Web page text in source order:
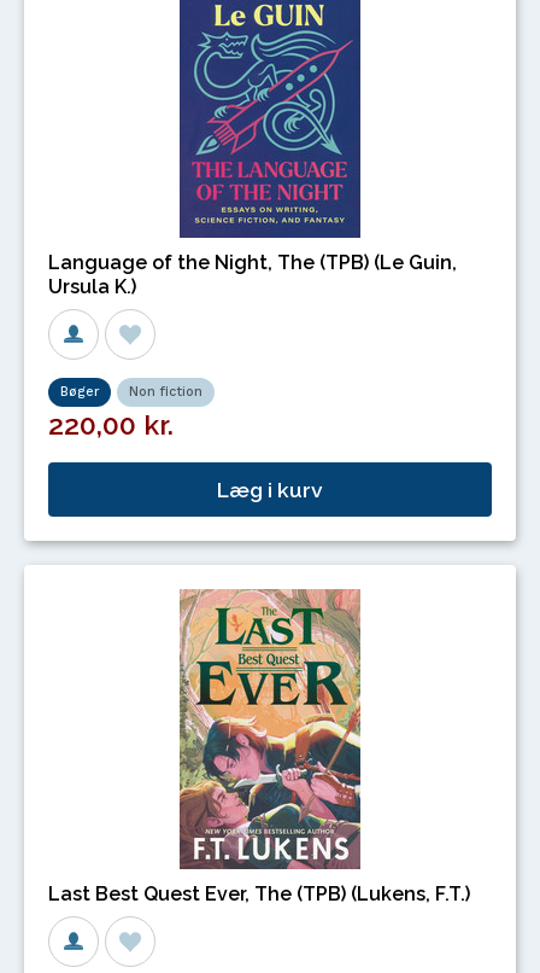
Language of the Night, The (TPB) (Le Guin,
Ursula K.)
Bøger Non fiction
220,00 kr.
Læg i kurv
Last Best Quest Ever, The (TPB) (Lukens, F.T.)